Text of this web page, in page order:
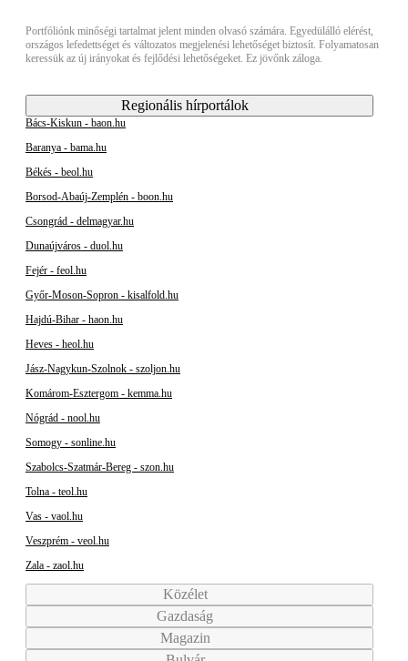
Portfóliónk minőségi tartalmat jelent minden olvasó számára. Egyedülálló elérést,
országos lefedettséget és változatos megjelenési lehetőséget biztosít. Folyamatosan
keressük az új irányokat és fejlődési lehetőségeket. Ez jövőnk záloga.
Regionális hírportálok
Bács-Kiskun - baon.hu
Baranya - bama.hu
Békés - beol.hu
Borsod-Abaúj-Zemplén - boon.hu
Csongrád - delmagyar.hu
Dunaújváros - duol.hu
Fejér - feol.hu
Győr-Moson-Sopron - kisalfold.hu
Hajdú-Bihar - haon.hu
Heves - heol.hu
Jász-Nagykun-Szolnok - szoljon.hu
Komárom-Esztergom - kemma.hu
Nógrád - nool.hu
Somogy - sonline.hu
Szabolcs-Szatmár-Bereg - szon.hu
Tolna - teol.hu
Vas - vaol.hu
Veszprém - veol.hu
Zala - zaol.hu
Közélet
Gazdaság
Magazin